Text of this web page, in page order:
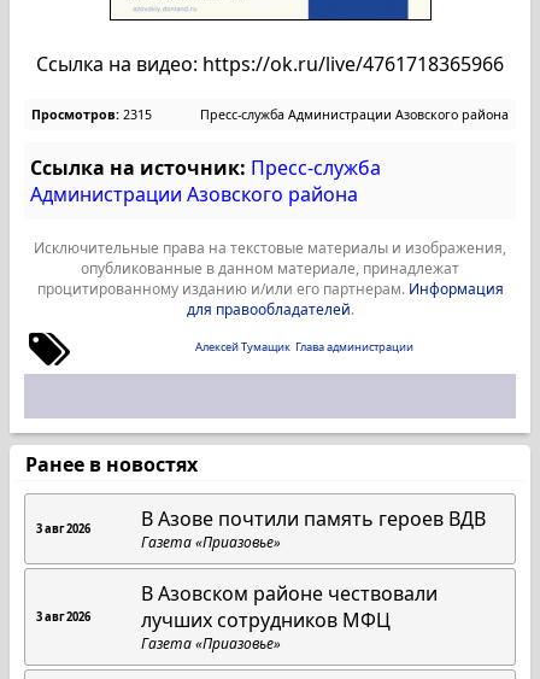
Ссылка на видео: https://ok.ru/live/4761718365966
Просмотров: 2315 Пресс-служба Администрации Азовского района
Ссылка на источник: Пресс-служба
Администрации Азовского района
Исключительные права на текстовые материалы и изображения,
опубликованные в данном материале, принадлежат
процитированному изданию и/или его партнерам. Информация
для правообладателей.
Алексей Тумащик Глава администрации
Ранее в новостях
3 авг 2026 В Азове почтили память героев ВДВ
Газета «Приазовье»
3 авг 2026
В Азовском районе чествовали
лучших сотрудников МФЦ
Газета «Приазовье»